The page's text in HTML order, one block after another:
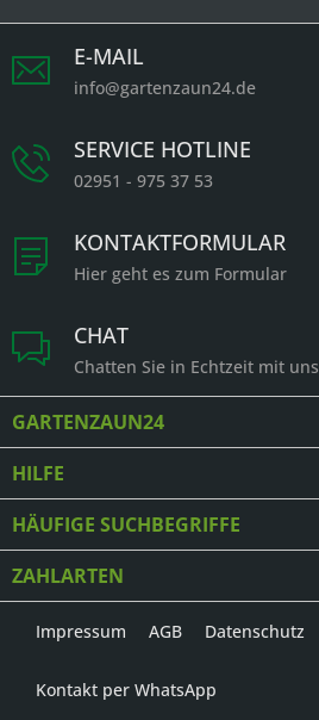
E-MAIL
info@gartenzaun24.de
SERVICE HOTLINE
02951 - 975 37 53
KONTAKTFORMULAR
Hier geht es zum Formular
CHAT
Chatten Sie in Echtzeit mit uns
GARTENZAUN24
HILFE
HÄUFIGE SUCHBEGRIFFE
ZAHLARTEN
Impressum AGB Datenschutz
Kontakt per WhatsApp